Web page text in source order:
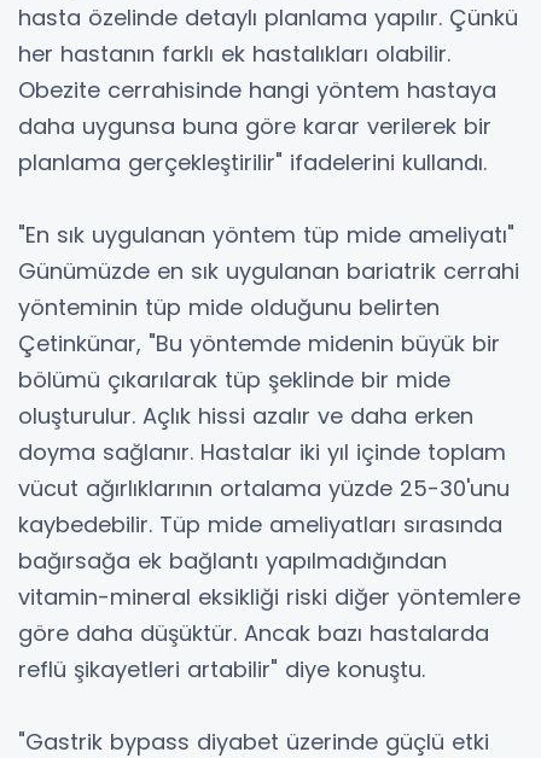
hasta özelinde detaylı planlama yapılır. Çünkü
her hastanın farklı ek hastalıkları olabilir.
Obezite cerrahisinde hangi yöntem hastaya
daha uygunsa buna göre karar verilerek bir
planlama gerçekleştirilir" ifadelerini kullandı.
"En sık uygulanan yöntem tüp mide ameliyatı"
Günümüzde en sık uygulanan bariatrik cerrahi
yönteminin tüp mide olduğunu belirten
Çetinkünar, "Bu yöntemde midenin büyük bir
bölümü çıkarılarak tüp şeklinde bir mide
oluşturulur. Açlık hissi azalır ve daha erken
doyma sağlanır. Hastalar iki yıl içinde toplam
vücut ağırlıklarının ortalama yüzde 25-30'unu
kaybedebilir. Tüp mide ameliyatları sırasında
bağırsağa ek bağlantı yapılmadığından
vitamin-mineral eksikliği riski diğer yöntemlere
göre daha düşüktür. Ancak bazı hastalarda
reflü şikayetleri artabilir" diye konuştu.
"Gastrik bypass diyabet üzerinde güçlü etki